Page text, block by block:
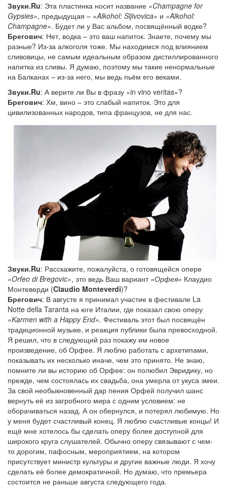
Звуки.Ru: Эта пластинка носит название «Champagne for
Gypsies», предыдущая – «Alkohol: Sljivovica» и «Alkohol:
Champagne». Будет ли у Вас альбом, посвящённый водке?
Брегович: Нет, водка – это ваш напиток. Знаете, почему мы
разные? Из-за алкоголя тоже. Мы находимся под влиянием
сливовицы, не самым идеальным образом дистиллированного
напитка из сливы. Я думаю, поэтому мы такие ненормальные
на Балканах – из-за него, мы ведь пьём его веками.
Звуки.Ru: А верите ли Вы в фразу «in vino veritas»?
Брегович: Хм, вино – это слабый напиток. Это для
цивилизованных народов, типа французов, не для нас.
Звуки.Ru: Расскажите, пожалуйста, о готовящейся опере
«Orfeo di Bregovic», это ведь Ваш вариант «Орфея» Клаудио
Монтеверди (Claudio Monteverdi)?
Брегович: В августе я принимал участие в фестивале La
Notte della Taranta на юге Италии, где показал свою оперу
«Karmen with a Happy End». Фестиваль этот был посвящён
традиционной музыке, и реакция публики была превосходной.
Я решил, что в следующий раз покажу им новое
произведение, об Орфее. Я люблю работать с архетипами,
показывать их несколько иначе, чем это принято. Не знаю,
помните ли вы историю об Орфее: он полюбил Эвридику, но
прежде, чем состоялась их свадьба, она умерла от укуса змеи.
За свой необыкновенный дар пения Орфей получил шанс
вернуть её из загробного мира с одним условием: не
оборачиваться назад. А он обернулся, и потерял любимую. Но
у меня будет счастливый конец. Я люблю счастливые концы! И
ещё мне хотелось бы сделать оперу более доступной для
широкого круга слушателей. Обычно оперу связывают с чем-
то дорогим, пафосным, мероприятием, на котором
присутствует министр культуры и другие важные люди. Я хочу
сделать её более демократичной. Но думаю, что премьера
состоится не раньше августа следующего года.